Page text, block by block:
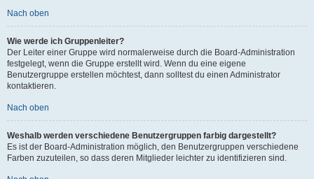
Nach oben
Wie werde ich Gruppenleiter?
Der Leiter einer Gruppe wird normalerweise durch die Board-Administration
festgelegt, wenn die Gruppe erstellt wird. Wenn du eine eigene
Benutzergruppe erstellen möchtest, dann solltest du einen Administrator
kontaktieren.
Nach oben
Weshalb werden verschiedene Benutzergruppen farbig dargestellt?
Es ist der Board-Administration möglich, den Benutzergruppen verschiedene
Farben zuzuteilen, so dass deren Mitglieder leichter zu identifizieren sind.